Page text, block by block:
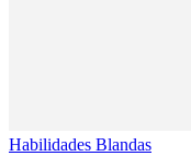
Habilidades Blandas